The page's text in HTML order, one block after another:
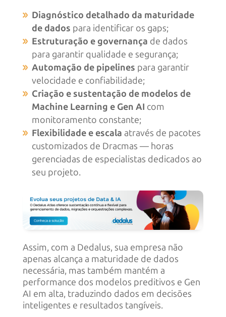
Diagnóstico detalhado da maturidade
de dados para identificar os gaps;
Estruturação e governança de dados
para garantir qualidade e segurança;
Automação de pipelines para garantir
velocidade e confiabilidade;
Criação e sustentação de modelos de
Machine Learning e Gen AI com
monitoramento constante;
Flexibilidade e escala através de pacotes
customizados de Dracmas — horas
gerenciadas de especialistas dedicados ao
seu projeto.
Assim, com a Dedalus, sua empresa não
apenas alcança a maturidade de dados
necessária, mas também mantém a
performance dos modelos preditivos e Gen
AI em alta, traduzindo dados em decisões
inteligentes e resultados tangíveis.